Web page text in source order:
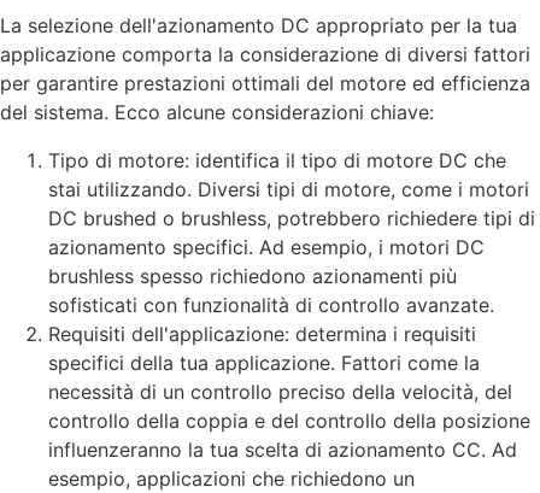
La selezione dell'azionamento DC appropriato per la tua
applicazione comporta la considerazione di diversi fattori
per garantire prestazioni ottimali del motore ed efficienza
del sistema. Ecco alcune considerazioni chiave:
Tipo di motore: identifica il tipo di motore DC che
stai utilizzando. Diversi tipi di motore, come i motori
DC brushed o brushless, potrebbero richiedere tipi di
azionamento specifici. Ad esempio, i motori DC
brushless spesso richiedono azionamenti più
sofisticati con funzionalità di controllo avanzate.
Requisiti dell'applicazione: determina i requisiti
specifici della tua applicazione. Fattori come la
necessità di un controllo preciso della velocità, del
controllo della coppia e del controllo della posizione
influenzeranno la tua scelta di azionamento CC. Ad
esempio, applicazioni che richiedono un